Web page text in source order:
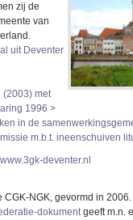
zij de
van
uit Deventer
(2003) met
1996 >
in de
m.b.t. ineenschuiven
deventer.nl
NGK, gevormd in 2006.
dokumentgeeft m.n.